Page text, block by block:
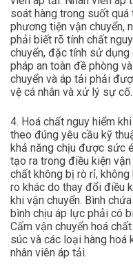
soát hàng trong suốt
phương tiện vận chuyển,
phải biết rõ tính chất
chuyển, đặc tính sử
pháp an toàn đề phòng
chuyển và áp tải phải
vệ cá nhân và xử lý sự cố.
4. Hoá chất nguy hiểm
theo đúng yêu cầu kỹ
khả năng chịu được sức
tạo ra trong điều kiện
chất không bị rò rỉ,
ro khác do thay đổi điều
khi vận chuyển. Bình
bình chịu áp lực phải có
Cấm vận chuyển hoá
súc và các loại hàng hoá
nhân viên áp tải.